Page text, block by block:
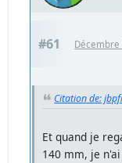
#61 Décembre
Citation de:
Et quand je
140 mm, je